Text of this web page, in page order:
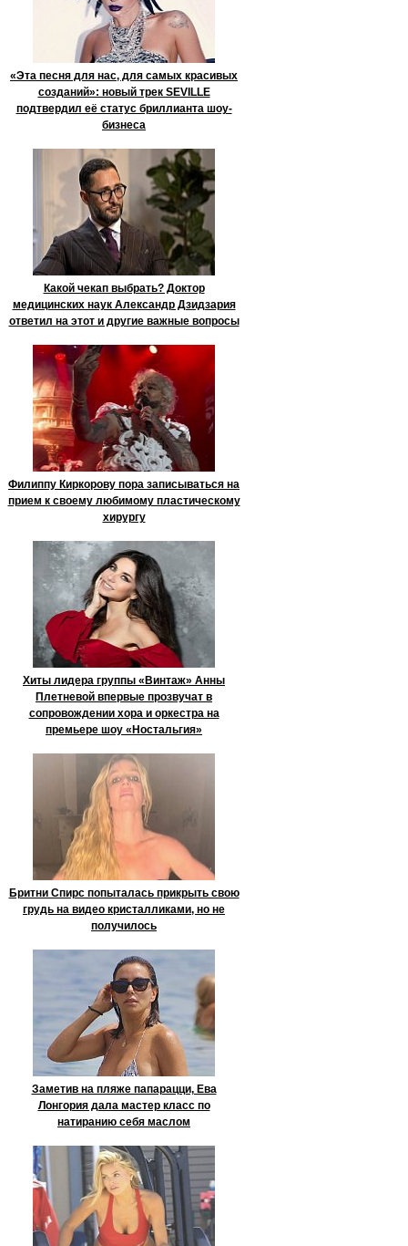
«Эта песня для нас, для самых красивых
созданий»: новый трек SEVILLE
подтвердил её статус бриллианта шоу-
бизнеса
Какой чекап выбрать? Доктор
медицинских наук Александр Дзидзария
ответил на этот и другие важные вопросы
Филиппу Киркорову пора записываться на
прием к своему любимому пластическому
хирургу
Хиты лидера группы «Винтаж» Анны
Плетневой впервые прозвучат в
сопровождении хора и оркестра на
премьере шоу «Ностальгия»
Бритни Спирс попыталась прикрыть свою
грудь на видео кристалликами, но не
получилось
Заметив на пляже папарацци, Ева
Лонгория дала мастер класс по
натиранию себя маслом